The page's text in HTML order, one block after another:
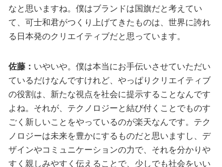
なと思いますね。僕はブランドは国旗だと考えてい
て、可士和君がつくり上げてきたものは、世界に誇れ
る日本発のクリエイティブだと思っています。
佐藤： いやいや。僕は本当にお手伝いさせていただい
ているだけなんですけれど、やっぱりクリエイティブ
の役割は、新たな視点を社会に提示することなんです
よね。それが、テクノロジーと結び付くことでものす
ごく新しいことをやっているのが楽天なんです。テク
ノロジーは未来を豊かにするものだと思いますし、デ
ザインやコミュニケーションの力で、それを分かりや
すく親しみやすく伝えることで、少しでも社会をいい